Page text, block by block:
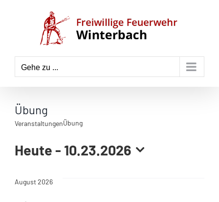
Gehe zu ...
Übung
VeranstaltungenÜbung
Heute - 10.23.2026
wählen.
August 2026